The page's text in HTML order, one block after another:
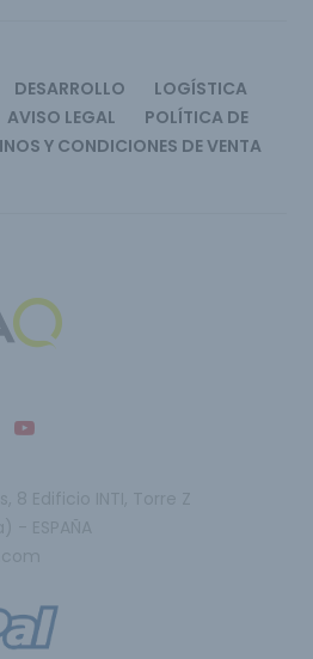
DESARROLLO
LOGÍSTICA
AVISO LEGAL
POLÍTICA DE
Y CONDICIONES DE VENTA